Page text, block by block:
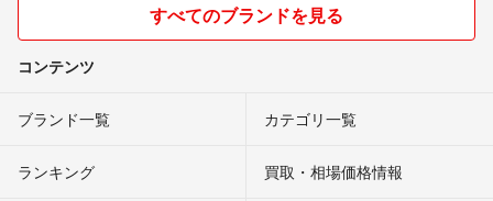
すべてのブランドを見る
コンテンツ
ブランド一覧 カテゴリ一覧
ランキング 買取・相場価格情報